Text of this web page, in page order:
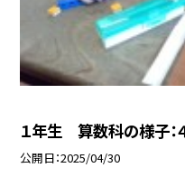
１年生 算数科の様子：４
公開日 2025/04/30